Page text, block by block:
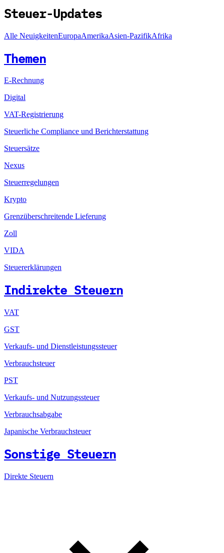
Steuer-Updates
Alle NeuigkeitenEuropaAmerikaAsien-PazifikAfrika
Themen
E-Rechnung
Digital
VAT-Registrierung
Steuerliche Compliance und Berichterstattung
Steuersätze
Nexus
Steuerregelungen
Krypto
Grenzüberschreitende Lieferung
Zoll
VIDA
Steuererklärungen
Indirekte Steuern
VAT
GST
Verkaufs- und Dienstleistungssteuer
Verbrauchsteuer
PST
Verkaufs- und Nutzungssteuer
Verbrauchsabgabe
Japanische Verbrauchsteuer
Sonstige Steuern
Direkte Steuern